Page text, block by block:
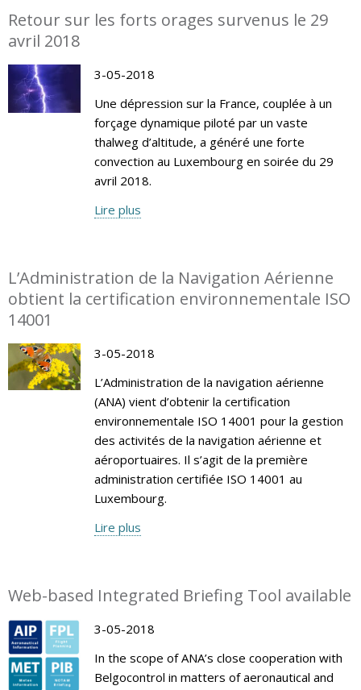
Retour sur les forts orages survenus le 29
avril 2018
3-05-2018
Une dépression sur la France, couplée à un
forçage dynamique piloté par un vaste
thalweg d’altitude, a généré une forte
convection au Luxembourg en soirée du 29
avril 2018.
Lire plus
L’Administration de la Navigation Aérienne
obtient la certification environnementale ISO
14001
3-05-2018
L’Administration de la navigation aérienne
(ANA) vient d’obtenir la certification
environnementale ISO 14001 pour la gestion
des activités de la navigation aérienne et
aéroportuaires. Il s’agit de la première
administration certifiée ISO 14001 au
Luxembourg.
Lire plus
Web-based Integrated Briefing Tool available
3-05-2018
In the scope of ANA’s close cooperation with
Belgocontrol in matters of aeronautical and